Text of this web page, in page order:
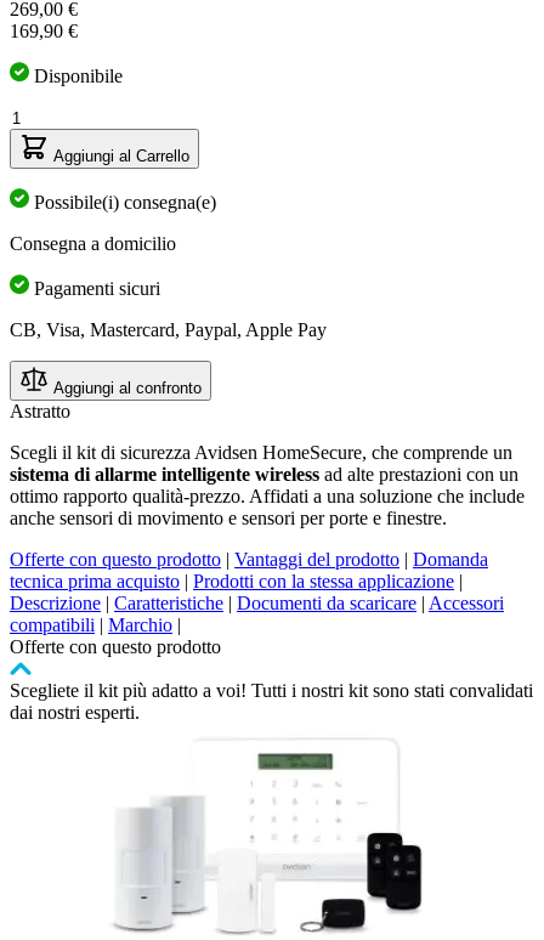
269,00 €
169,90 €
Disponibile
Quantità
Aggiungi al Carrello
Possibile(i) consegna(e)
Consegna a domicilio
Pagamenti sicuri
CB, Visa, Mastercard, Paypal, Apple Pay
Aggiungi al confronto
Astratto
Scegli il kit di sicurezza Avidsen HomeSecure, che comprende un
sistema di allarme intelligente wireless ad alte prestazioni con un
ottimo rapporto qualità-prezzo. Affidati a una soluzione che include
anche sensori di movimento e sensori per porte e finestre.
Offerte con questo prodotto | Vantaggi del prodotto | Domanda
tecnica prima acquisto | Prodotti con la stessa applicazione |
Descrizione | Caratteristiche | Documenti da scaricare | Accessori
compatibili | Marchio |
Offerte con questo prodotto
Scegliete il kit più adatto a voi! Tutti i nostri kit sono stati convalidati
dai nostri esperti.